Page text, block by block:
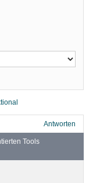
Antworten
Tools